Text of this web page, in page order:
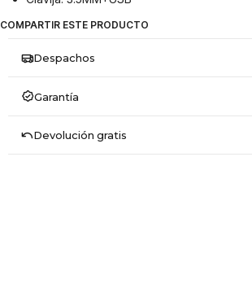
COMPARTIR ESTE PRODUCTO
Despachos
Garantía
Devolución gratis